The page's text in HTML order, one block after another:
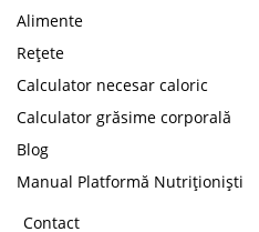
Alimente
Rețete
Calculator necesar caloric
Calculator grăsime corporală
Blog
Manual Platformă Nutriționiști
Contact